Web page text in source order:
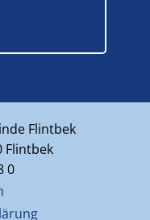
Flintbek
Flintbek
0